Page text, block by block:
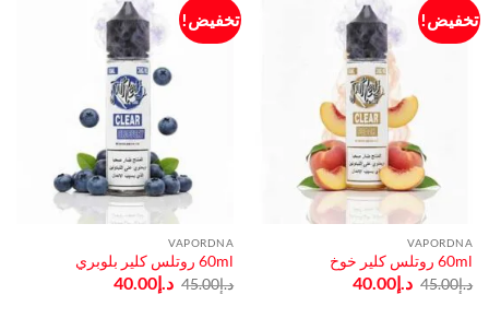
تخفيض!
VAPORDNA
60ml روتلس كلير خوخ
د.إ45.00 السعر
الأصلي
د.إ40.00السعر
تخفيض!
VAPORDNA
60ml روتلس كلير بلوبري
د.إ45.00 السعر
الأصلي
د.إ40.00السعر